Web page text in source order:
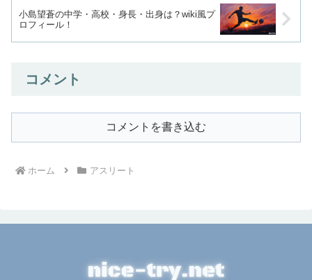
小島望蒼の中学・高校・身長・出身は？wiki風プ
ロフィール！
コメント
コメントを書き込む
ホーム アスリート